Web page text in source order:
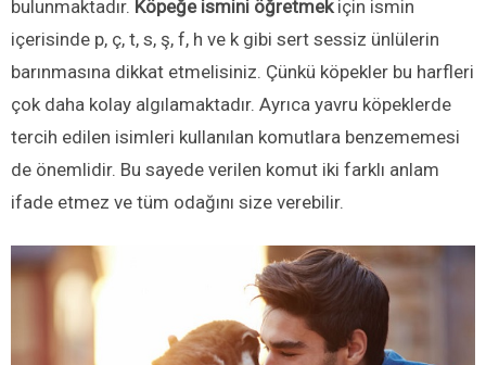
bulunmaktadır. Köpeğe ismini öğretmekiçin ismin
içerisinde p, ç, t, s, ş, f, h ve k gibi sert sessiz ünlülerin
barınmasına dikkat etmelisiniz. Çünkü köpekler bu harfleri
çok daha kolay algılamaktadır. Ayrıca yavru köpeklerde
tercih edilen isimleri kullanılan komutlara benzememesi
de önemlidir. Bu sayede verilen komut iki farklı anlam
ifade etmez ve tüm odağını size verebilir.